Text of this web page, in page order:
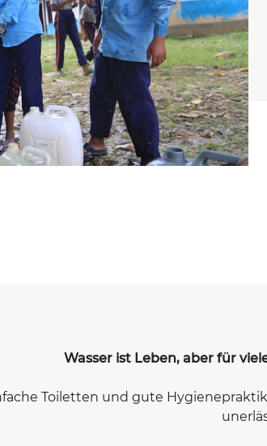
Wasser ist Leben, aber für
Toiletten und gute